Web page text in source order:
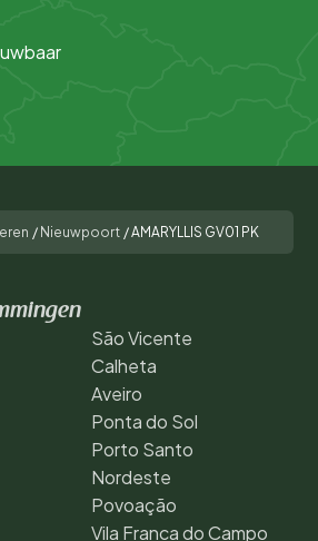
/ Nieuwpoort /AMARYLLIS GV01 PK
São Vicente
Calheta
Aveiro
Ponta do Sol
Porto Santo
Nordeste
Povoação
Vila Franca do Campo